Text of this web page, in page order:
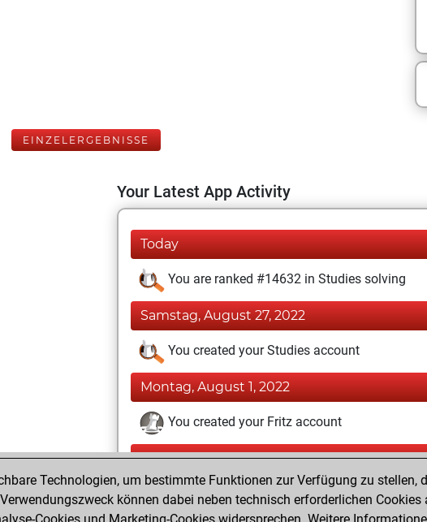
EINZELERGEBNISSE
Your Latest App Activity
Today
You are ranked #14632 in Studies solving
Samstag, August 27, 2022
You created your Studies account
Montag, August 1, 2022
You created your Fritz account
Dienstag, Oktober 4, 2016
You played 16 blitz games
Technologien, um bestimmte Funktionen zur Verfügung zu
können dabei neben technisch erforderlichen